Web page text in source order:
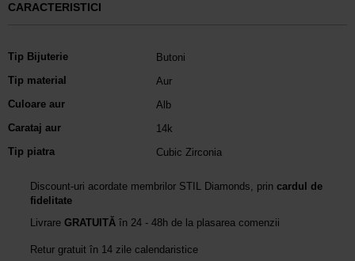
CARACTERISTICI
Tip Bijuterie
Butoni
Tip material
Aur
Culoare aur
Alb
Carataj aur
14k
Tip piatra
Cubic Zirconia
Discount-uri acordate membrilor STIL Diamonds, prin cardul de
fidelitate
Livrare GRATUITĂ în 24 - 48h de la plasarea comenzii
Retur gratuit în 14 zile calendaristice